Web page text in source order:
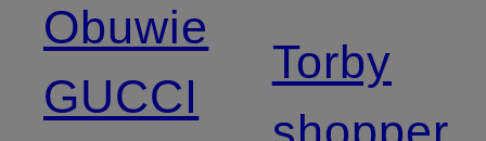
Obuwie
GUCCI
Torby